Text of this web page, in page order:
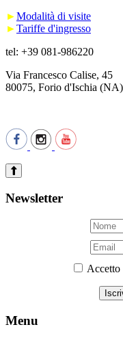
►Modalità di visite
►Tariffe d'ingresso
tel: +39 081-986220
Via Francesco Calise, 45
80075, Forio d'Ischia (NA)
Newsletter
Accetto
Menu